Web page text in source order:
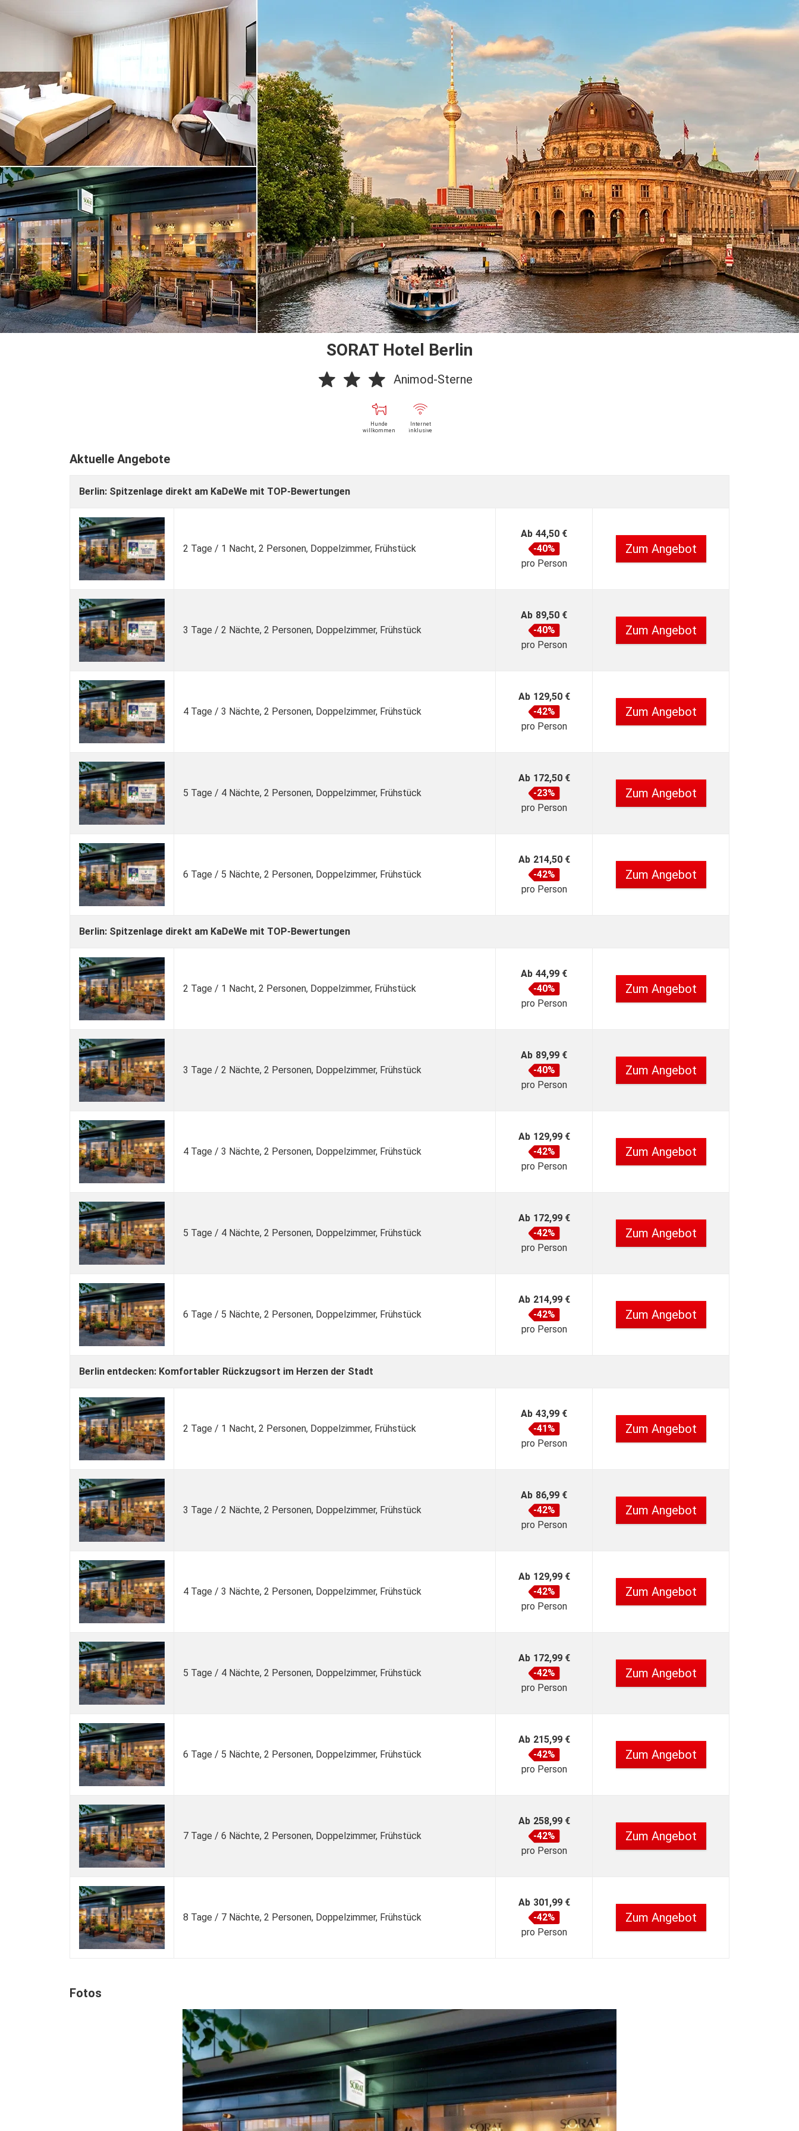
SORAT Hotel Berlin
Animod-Sterne
Hunde
willkommen
Internet
inklusive
Aktuelle Angebote
Berlin: Spitzenlage direkt am KaDeWe mit TOP-Bewertungen
2 Tage / 1 Nacht, 2 Personen, Doppelzimmer, Frühstück
Ab 44,50 €
-40%
pro Person
Zum Angebot
3 Tage / 2 Nächte, 2 Personen, Doppelzimmer, Frühstück
Ab 89,50 €
-40%
pro Person
Zum Angebot
4 Tage / 3 Nächte, 2 Personen, Doppelzimmer, Frühstück
Ab 129,50 €
-42%
pro Person
Zum Angebot
5 Tage / 4 Nächte, 2 Personen, Doppelzimmer, Frühstück
Ab 172,50 €
-23%
pro Person
Zum Angebot
6 Tage / 5 Nächte, 2 Personen, Doppelzimmer, Frühstück
Ab 214,50 €
-42%
pro Person
Zum Angebot
Berlin: Spitzenlage direkt am KaDeWe mit TOP-Bewertungen
2 Tage / 1 Nacht, 2 Personen, Doppelzimmer, Frühstück
Ab 44,99 €
-40%
pro Person
Zum Angebot
3 Tage / 2 Nächte, 2 Personen, Doppelzimmer, Frühstück
Ab 89,99 €
-40%
pro Person
Zum Angebot
4 Tage / 3 Nächte, 2 Personen, Doppelzimmer, Frühstück
Ab 129,99 €
-42%
pro Person
Zum Angebot
5 Tage / 4 Nächte, 2 Personen, Doppelzimmer, Frühstück
Ab 172,99 €
-42%
pro Person
Zum Angebot
6 Tage / 5 Nächte, 2 Personen, Doppelzimmer, Frühstück
Ab 214,99 €
-42%
pro Person
Zum Angebot
Berlin entdecken: Komfortabler Rückzugsort im Herzen der Stadt
2 Tage / 1 Nacht, 2 Personen, Doppelzimmer, Frühstück
Ab 43,99 €
-41%
pro Person
Zum Angebot
3 Tage / 2 Nächte, 2 Personen, Doppelzimmer, Frühstück
Ab 86,99 €
-42%
pro Person
Zum Angebot
4 Tage / 3 Nächte, 2 Personen, Doppelzimmer, Frühstück
Ab 129,99 €
-42%
pro Person
Zum Angebot
5 Tage / 4 Nächte, 2 Personen, Doppelzimmer, Frühstück
Ab 172,99 €
-42%
pro Person
Zum Angebot
6 Tage / 5 Nächte, 2 Personen, Doppelzimmer, Frühstück
Ab 215,99 €
-42%
pro Person
Zum Angebot
7 Tage / 6 Nächte, 2 Personen, Doppelzimmer, Frühstück
Ab 258,99 €
-42%
pro Person
Zum Angebot
8 Tage / 7 Nächte, 2 Personen, Doppelzimmer, Frühstück
Ab 301,99 €
-42%
pro Person
Zum Angebot
Fotos